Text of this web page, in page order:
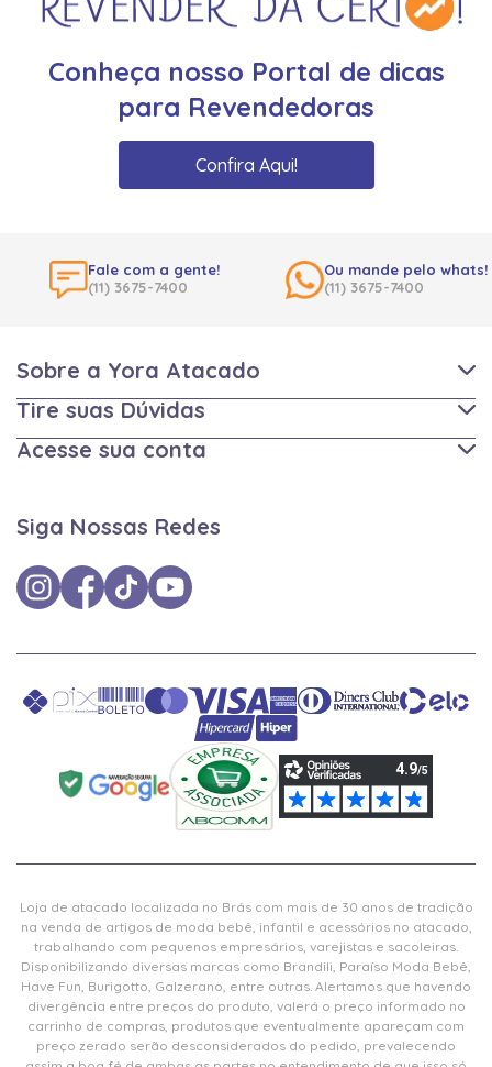
Conheça nosso Portal de dicas
para Revendedoras
Confira Aqui!
Fale com a gente!
(11) 3675-7400
Ou mande pelo whats!
(11) 3675-7400
Sobre a Yora Atacado
Tire suas Dúvidas
Acesse sua conta
Siga Nossas Redes
Loja de atacado localizada no Brás com mais de 30 anos de tradição
na venda de artigos de moda bebê, infantil e acessórios no atacado,
trabalhando com pequenos empresários, varejistas e sacoleiras.
Disponibilizando diversas marcas como Brandili, Paraíso Moda Bebê,
Have Fun, Burigotto, Galzerano, entre outras. Alertamos que havendo
divergência entre preços do produto, valerá o preço informado no
carrinho de compras, produtos que eventualmente apareçam com
preço zerado serão desconsiderados do pedido, prevalecendo